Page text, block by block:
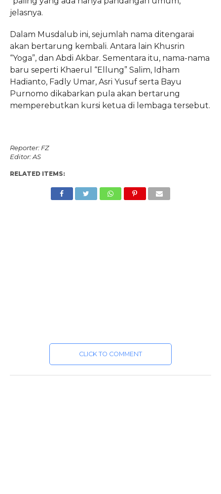
jelasnya.
Dalam Musdalub ini, sejumlah nama ditengarai
akan bertarung kembali. Antara lain Khusrin
“Yoga”, dan Abdi Akbar. Sementara itu, nama-nama
baru seperti Khaerul “Ellung” Salim, Idham
Hadianto, Fadly Umar, Asri Yusuf serta Bayu
Purnomo dikabarkan pula akan bertarung
memperebutkan kursi ketua di lembaga tersebut.
Reporter: FZ
Editor: AS
RELATED ITEMS:
CLICK TO COMMENT